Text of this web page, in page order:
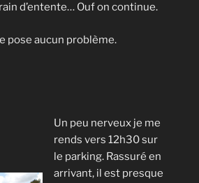
d’entente… Ouf on continue.
pose aucun problème.
Un peu nerveux je me
rends vers 12h30 sur
le parking. Rassuré en
arrivant, il est presque